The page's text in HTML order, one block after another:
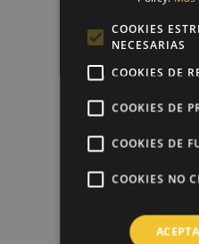
COOKIES
NECESARIAS
COOKIES DE
COOKIES DE
COOKIES DE
COOKIES NO